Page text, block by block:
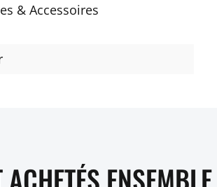
& Accessoires
ENSEMBLE